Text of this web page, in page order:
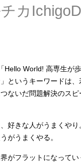
カ
World! 高専生が
というキーワードは、
ないだ問題解決のスピ
好きな人がうまくやり
がうまくやる。
がフラットになってい